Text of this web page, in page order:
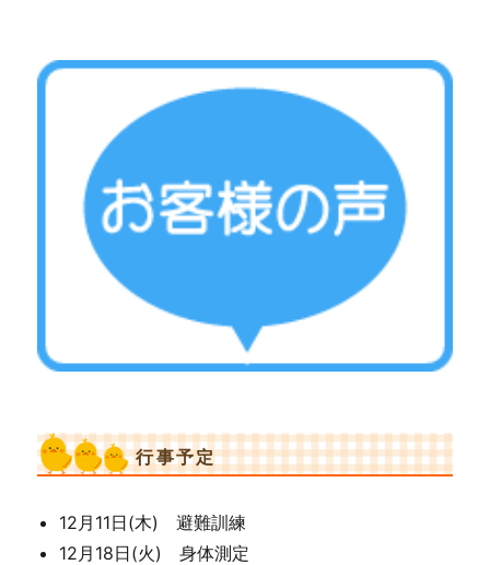
行事予定
12月11日(木) 避難訓練
12月18日(火) 身体測定